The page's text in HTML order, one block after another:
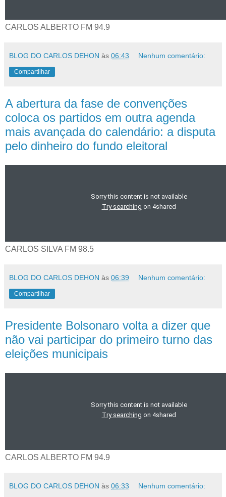
CARLOS ALBERTO FM 94.9
BLOG DO CARLOS DEHON às 06:43 Nenhum comentário:
Compartilhar
A abertura da fase de convenções
coloca os partidos em outra agenda
mais avançada do calendário: a disputa
pelo dinheiro do fundo eleitoral
CARLOS SILVA FM 98.5
BLOG DO CARLOS DEHON às 06:39 Nenhum comentário:
Compartilhar
Presidente Bolsonaro volta a dizer que
não vai participar do primeiro turno das
eleições municipais
CARLOS ALBERTO FM 94.9
BLOG DO CARLOS DEHON às 06:33 Nenhum comentário: